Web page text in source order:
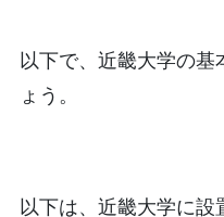
以下で、近畿大学の基
ょう。
以下は、近畿大学に